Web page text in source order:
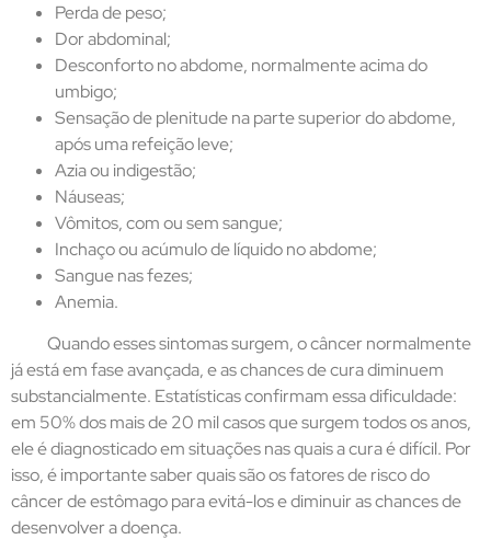
Perda de peso;
Dor abdominal;
Desconforto no abdome, normalmente acima do
umbigo;
Sensação de plenitude na parte superior do abdome,
após uma refeição leve;
Azia ou indigestão;
Náuseas;
Vômitos, com ou sem sangue;
Inchaço ou acúmulo de líquido no abdome;
Sangue nas fezes;
Anemia.
Quando esses sintomas surgem, o câncer normalmente
já está em fase avançada, e as chances de cura diminuem
substancialmente. Estatísticas confirmam essa dificuldade:
em 50% dos mais de 20 mil casos que surgem todos os anos,
ele é diagnosticado em situações nas quais a cura é difícil. Por
isso, é importante saber quais são os fatores de risco do
câncer de estômago para evitá-los e diminuir as chances de
desenvolver a doença.